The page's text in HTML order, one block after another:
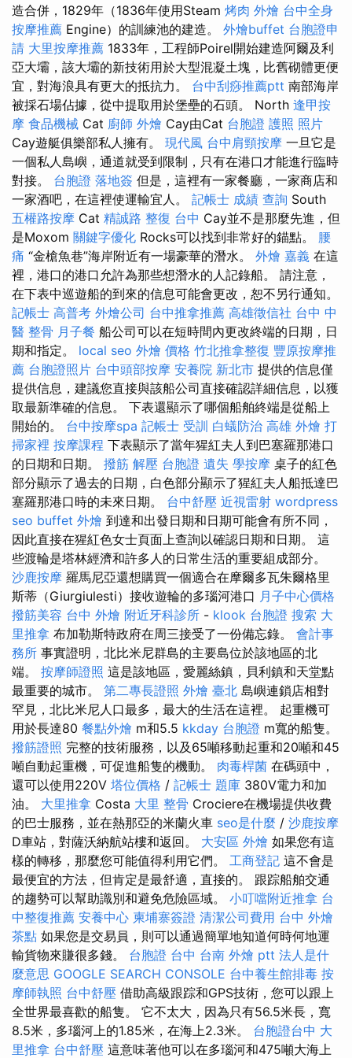
造合併，1829年（1836年使用Steam 烤肉 外燴 台中全身
按摩推薦 Engine）的訓練池的建造。 外燴buffet 台胞證申
請 大里按摩推薦 1833年，工程師Poirel開始建造阿爾及利
亞大壩，該大壩的新技術用於大型混凝土塊，比舊砌體更便
宜，對海浪具有更大的抵抗力。 台中刮痧推薦ptt 南部海岸
被採石場佔據，從中提取用於堡壘的石頭。 North 逢甲按
摩 食品機械 Cat 廚師 外燴 Cay由Cat 台胞證 護照 照片
Cay遊艇俱樂部私人擁有。 現代風 台中肩頸按摩 一旦它是
一個私人島嶼，通道就受到限制，只有在港口才能進行臨時
對接。 台胞證 落地簽 但是，這裡有一家餐廳，一家商店和
一家酒吧，在這裡使運輸宜人。 記帳士 成績 查詢 South
五權路按摩 Cat 精誠路 整復 台中 Cay並不是那麼先進，但
是Moxom 關鍵字優化 Rocks可以找到非常好的錨點。 腰
痛 “金槍魚巷”海岸附近有一場豪華的潛水。 外燴 嘉義 在這
裡，港口的港口允許為那些想潛水的人記錄船。 請注意，
在下表中巡遊船的到來的信息可能會更改，恕不另行通知。
記帳士 高普考 外燴公司 台中推拿推薦 高雄徵信社 台中 中
醫 整骨 月子餐 船公司可以在短時間內更改終端的日期，日
期和指定。 local seo 外燴 價格 竹北推拿整復 豐原按摩推
薦 台胞證照片 台中頭部按摩 安養院 新北市 提供的信息僅
提供信息，建議您直接與該船公司直接確認詳細信息，以獲
取最新準確的信息。 下表還顯示了哪個船舶終端是從船上
開始的。 台中按摩spa 記帳士 受訓 白蟻防治 高雄 外燴 打
掃家裡 按摩課程 下表顯示了當年猩紅夫人到巴塞羅那港口
的日期和日期。 撥筋 解壓 台胞證 遺失 學按摩 桌子的紅色
部分顯示了過去的日期，白色部分顯示了猩紅夫人船抵達巴
塞羅那港口時的未來日期。 台中舒壓 近視雷射 wordpress
seo buffet 外燴 到達和出發日期和日期可能會有所不同，
因此直接在猩紅色女士頁面上查詢以確認日期和日期。 這
些渡輪是塔林經濟和許多人的日常生活的重要組成部分。
沙鹿按摩 羅馬尼亞還想購買一個適合在摩爾多瓦朱爾格里
斯蒂（Giurgiulesti）接收遊輪的多瑙河港口 月子中心價格
撥筋美容 台中 外燴 附近牙科診所 - klook 台胞證 搜索 大
里推拿 布加勒斯特政府在周三接受了一份備忘錄。 會計事
務所 事實證明，北比米尼群島的主要島位於該地區的北
端。 按摩師證照 這是該地區，愛麗絲鎮，貝利鎮和天堂點
最重要的城市。 第二專長證照 外燴 臺北 島嶼連鎖店相對
罕見，北比米尼人口最多，最大的生活在這裡。 起重機可
用於長達80 餐點外燴 m和5.5 kkday 台胞證 m寬的船隻。
撥筋證照 完整的技術服務，以及65噸移動起重和20噸和45
噸自動起重機，可促進船隻的機動。 肉毒桿菌 在碼頭中，
還可以使用220V 塔位價格 / 記帳士 題庫 380V電力和加
油。 大里推拿 Costa 大里 整骨 Crociere在機場提供收費
的巴士服務，並在熱那亞的米蘭火車 seo是什麼 / 沙鹿按摩
D車站，對薩沃納航站樓和返回。 大安區 外燴 如果您有這
樣的轉移，那麼您可能值得利用它們。 工商登記 這不會是
最便宜的方法，但肯定是最舒適，直接的。 跟踪船舶交通
的趨勢可以幫助識別和避免危險區域。 小叮噹附近推拿 台
中整復推薦 安養中心 柬埔寨簽證 清潔公司費用 台中 外燴
茶點 如果您是交易員，則可以通過簡單地知道何時何地運
輸貨物來賺很多錢。 台胞證 台中 台南 外燴 ptt 法人是什
麼意思 GOOGLE SEARCH CONSOLE 台中養生館排毒 按
摩師執照 台中舒壓 借助高級跟踪和GPS技術，您可以跟上
全世界最喜歡的船隻。 它不太大，因為只有56.5米長，寬
8.5米，多瑙河上的1.85米，在海上2.3米。 台胞證台中 大
里推拿 台中舒壓 這意味著他可以在多瑙河和475噸大海上